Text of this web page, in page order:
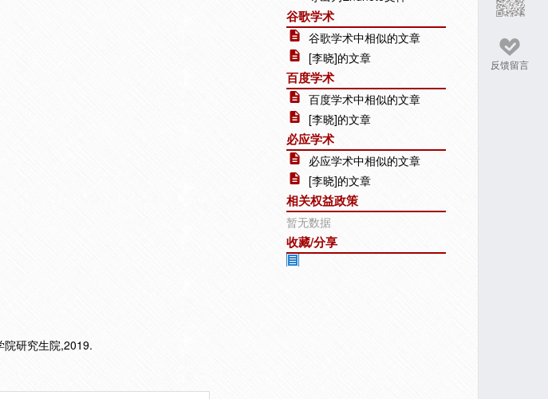
反馈留言
院研究生院,2019.
谷歌学术
谷歌学术中相似的文章
[李晓]的文章
百度学术
百度学术中相似的文章
[李晓]的文章
必应学术
必应学术中相似的文章
[李晓]的文章
相关权益政策
暂无数据
收藏/分享